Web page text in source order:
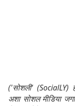
('सोशली' (SocialLY)
अशा सोशल मीडिया